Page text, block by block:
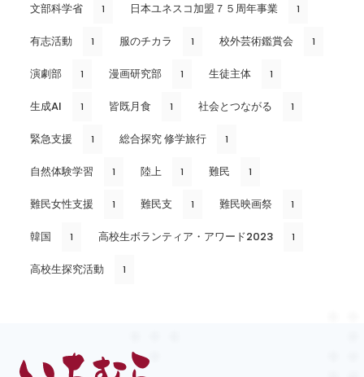
文部科学省 1 日本ユネスコ加盟７５周年事業 1
有志活動 1 服のチカラ 1 校外芸術鑑賞会 1
演劇部 1 漫画研究部 1 生徒主体 1
生成AI 1 皆既月食 1 社会とつながる 1
緊急支援 1 総合探究 修学旅行 1
自然体験学習 1 陸上 1 難民 1
難民女性支援 1 難民支 1 難民映画祭 1
韓国 1 高校生ボランティア・アワード2023 1
高校生探究活動 1